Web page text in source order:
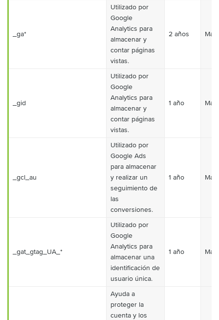
_ga*
Utilizado por
Google
Analytics para
almacenar y
contar páginas
vistas.
2 años
_gid
Utilizado por
Google
Analytics para
almacenar y
contar páginas
vistas.
1 año
_gcl_au
Utilizado por
Google Ads
para almacenar
y realizar un
seguimiento de
las
conversiones.
1 año
_gat_gtag_UA_*
Utilizado por
Google
Analytics para
almacenar una
identificación de
usuario única.
1 año
Ayuda a
proteger la
cuenta y los